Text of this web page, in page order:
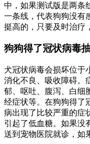
中，如果测试版是两条
一条线，代表狗狗没有
挺高的，只要及时治疗
狗狗得了冠状病毒
犬冠状病毒会损坏位于
消化不良、吸收障碍。
郁、呕吐、腹泻、白细
经症状等。在狗狗得了
病出现了比较严重的症
引起了低血糖。如果没
送到宠物医院就诊，如